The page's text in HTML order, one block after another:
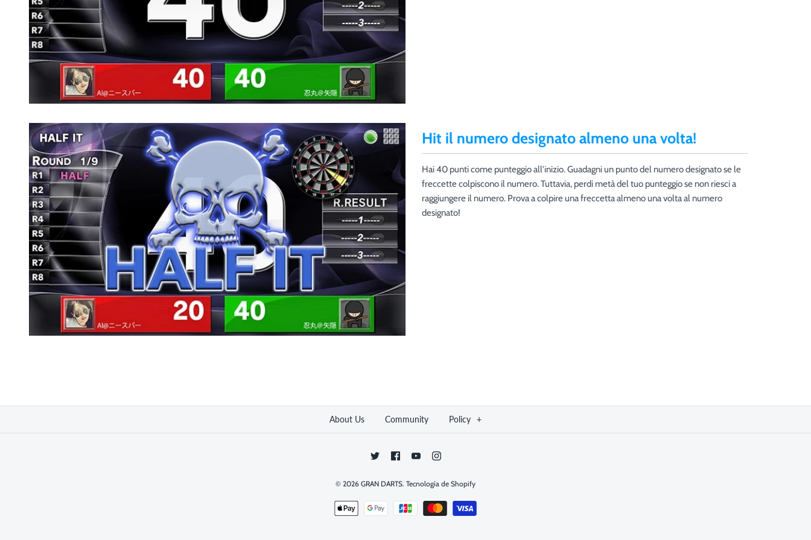
Hit il numero designato almeno una volta!
Hai 40 punti come punteggio all'inizio. Guadagni un punto del numero designato se le
freccette colpiscono il numero. Tuttavia, perdi metà del tuo punteggio se non riesci a
raggiungere il numero. Prova a colpire una freccetta almeno una volta al numero
designato!
About Us Community Policy +
© 2026 GRAN DARTS. Tecnología de Shopify